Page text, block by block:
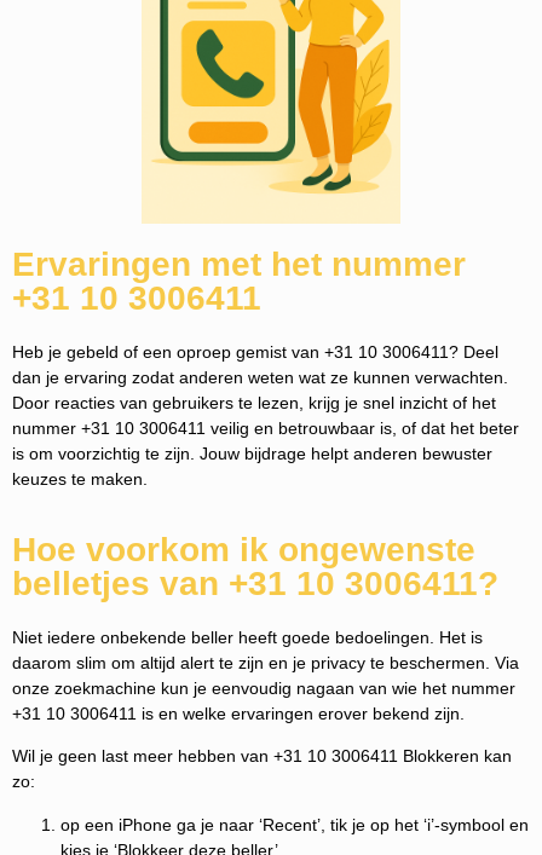
Ervaringen met het nummer
+31 10 3006411
Heb je gebeld of een oproep gemist van +31 10 3006411? Deel
dan je ervaring zodat anderen weten wat ze kunnen verwachten.
Door reacties van gebruikers te lezen, krijg je snel inzicht of het
nummer +31 10 3006411 veilig en betrouwbaar is, of dat het beter
is om voorzichtig te zijn. Jouw bijdrage helpt anderen bewuster
keuzes te maken.
Hoe voorkom ik ongewenste
belletjes van +31 10 3006411?
Niet iedere onbekende beller heeft goede bedoelingen. Het is
daarom slim om altijd alert te zijn en je privacy te beschermen. Via
onze zoekmachine kun je eenvoudig nagaan van wie het nummer
+31 10 3006411 is en welke ervaringen erover bekend zijn.
Wil je geen last meer hebben van +31 10 3006411 Blokkeren kan
zo:
op een iPhone ga je naar ‘Recent’, tik je op het ‘i’-symbool en
kies je ‘Blokkeer deze beller’.